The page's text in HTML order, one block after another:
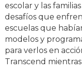
escolar y las
desafíos que
escuelas que
modelos y
para verlos en
Transcend